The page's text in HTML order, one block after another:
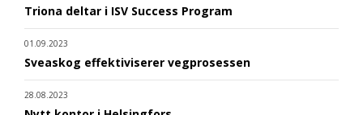
Triona deltar i ISV Success Program
01.09.2023
Sveaskog effektiviserer vegprosessen
28.08.2023